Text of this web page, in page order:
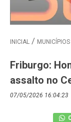
INICIAL MUNICÍPIOS
Friburgo:
assalto no
07/05/2026 16:04:23